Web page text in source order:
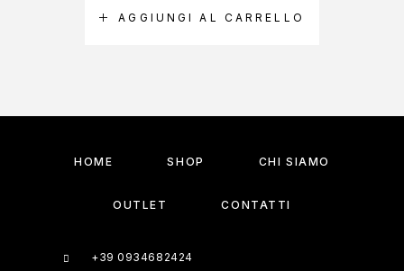
AGGIUNGI AL CARRELLO
HOME SHOP CHI SIAMO
OUTLET CONTATTI
+39 0934682424